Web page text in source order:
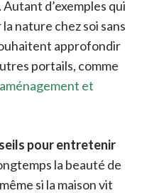
d’exemples qui
nature chez soi sans
approfondir
portails, comme
et
pour entretenir
la beauté de
si la maison vit